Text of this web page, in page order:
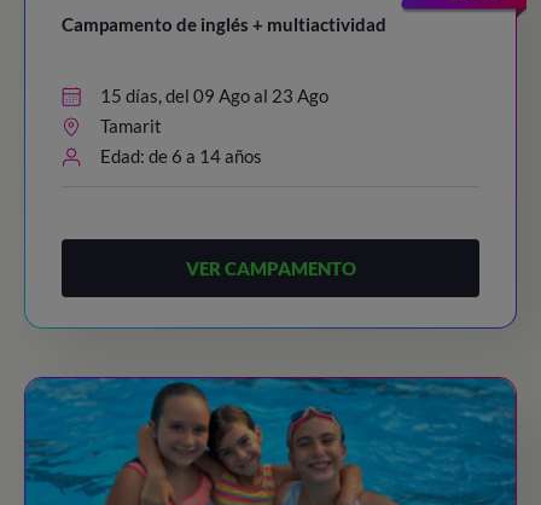
Campamento de inglés + multiactividad
15 días, del 09 Ago al 23 Ago
Tamarit
Edad: de 6 a 14 años
VER CAMPAMENTO